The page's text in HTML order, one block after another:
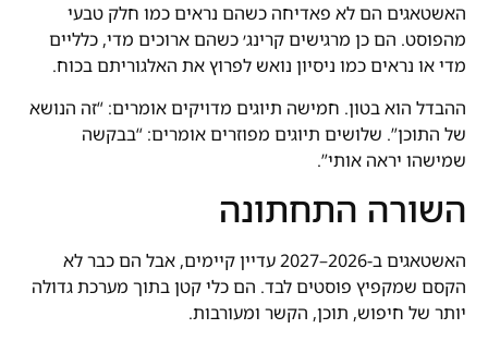
האשטאגים הם לא פאדיחה כשהם נראים כמו חלק טבעי
מהפוסט. הם כן מרגישים קרינג׳ כשהם ארוכים מדי, כלליים
מדי או נראים כמו ניסיון נואש לפרוץ את האלגוריתם בכוח.
ההבדל הוא בטון. חמישה תיוגים מדויקים אומרים: “זה הנושא
של התוכן”. שלושים תיוגים מפוזרים אומרים: “בבקשה
שמישהו יראה אותי”.
השורה התחתונה
האשטאגים ב-2026–2027 עדיין קיימים, אבל הם כבר לא
הקסם שמקפיץ פוסטים לבד. הם כלי קטן בתוך מערכת גדולה
יותר של חיפוש, תוכן, הקשר ומעורבות.